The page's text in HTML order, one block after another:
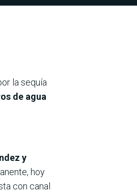
la sequía
de agua
y
hoy
con canal